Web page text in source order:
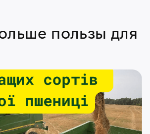
пользы для